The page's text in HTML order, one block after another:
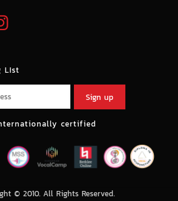
LIst
certified
© 2010. All Rights Reserved.